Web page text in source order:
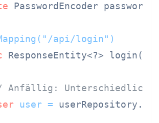
PasswordEncoder
api/login")
ResponseEntity<?> login(
Anfällig: Unterschiedliche
user =